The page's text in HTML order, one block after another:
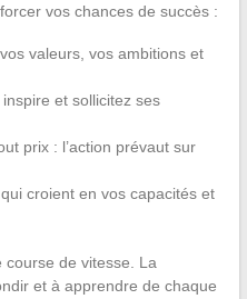
vos chances de succès :
valeurs, vos ambitions et
et sollicitez ses
prix : l’action prévaut sur
croient en vos capacités et
course de vitesse. La
et à apprendre de chaque